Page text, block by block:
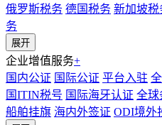
俄罗斯税务 德国税务 新加坡税
务
展开
企业增值服务+
国内公证 国际公证 平台入驻
国ITIN税号 国际海牙认证 全球
船舶挂旗 海内外签证 ODI境外